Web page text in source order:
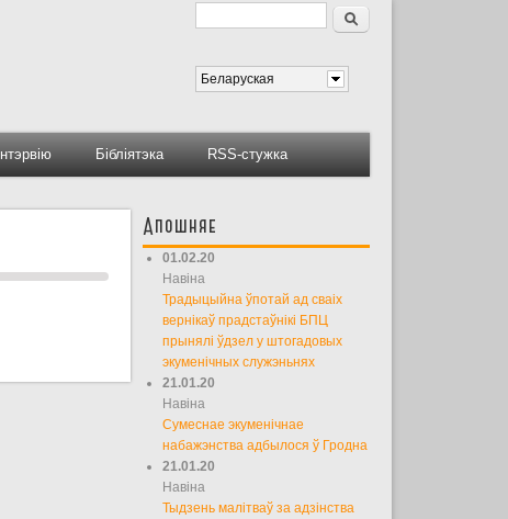
Форма пошуку
Пошук
Беларуская
Інтэрвію Бібліятэка RSS-стужка
Апошняе
01.02.20
Навіна
Традыцыйна ўпотай ад сваіх
вернікаў прадстаўнікі БПЦ
прынялі ўдзел у штогадовых
экуменічных служэньнях
21.01.20
Навіна
Сумеснае экуменічнае
набажэнства адбылося ў Гродна
21.01.20
Навіна
Тыдзень малітваў за адзінства